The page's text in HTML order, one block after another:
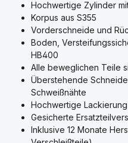
Hochwertige Zylinder
Korpus aus S355
Vorderschneide und
Boden,
HB400
Alle beweglichen Teile
Überstehende
Schweißnähte
Hochwertige Lackierung
Gesicherte
Inklusive 12 Monate